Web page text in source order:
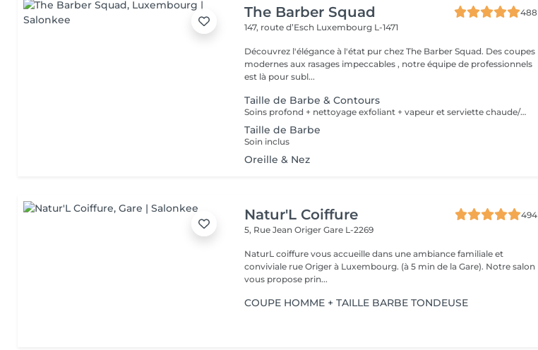
The Barber Squad
488
147, route d’Esch Luxembourg L-1471
Découvrez l'élégance à l'état pur chez The Barber Squad. Des coupes
modernes aux rasages impeccables , notre équipe de professionnels
est là pour subl...
Taille de Barbe & Contours
Soins profond + nettoyage exfoliant + vapeur et serviette chaude/froide
Taille de Barbe
Soin inclus
Oreille & Nez
Natur'L Coiffure
494
5, Rue Jean OrigerGare L-2269
NaturL coiffure vous accueille dans une ambiance familiale et
conviviale rue Origer à Luxembourg. (à 5 min de la Gare). Notre salon
vous propose prin...
COUPE HOMME + TAILLE BARBE TONDEUSE